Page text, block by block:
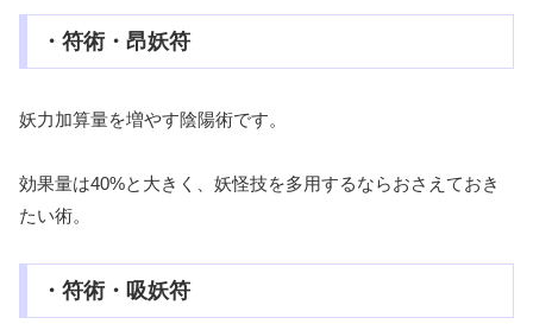
・符術・昂妖符
妖力加算量を増やす陰陽術です。
効果量は40%と大きく、妖怪技を多用するならおさえておき
たい術。
・符術・吸妖符